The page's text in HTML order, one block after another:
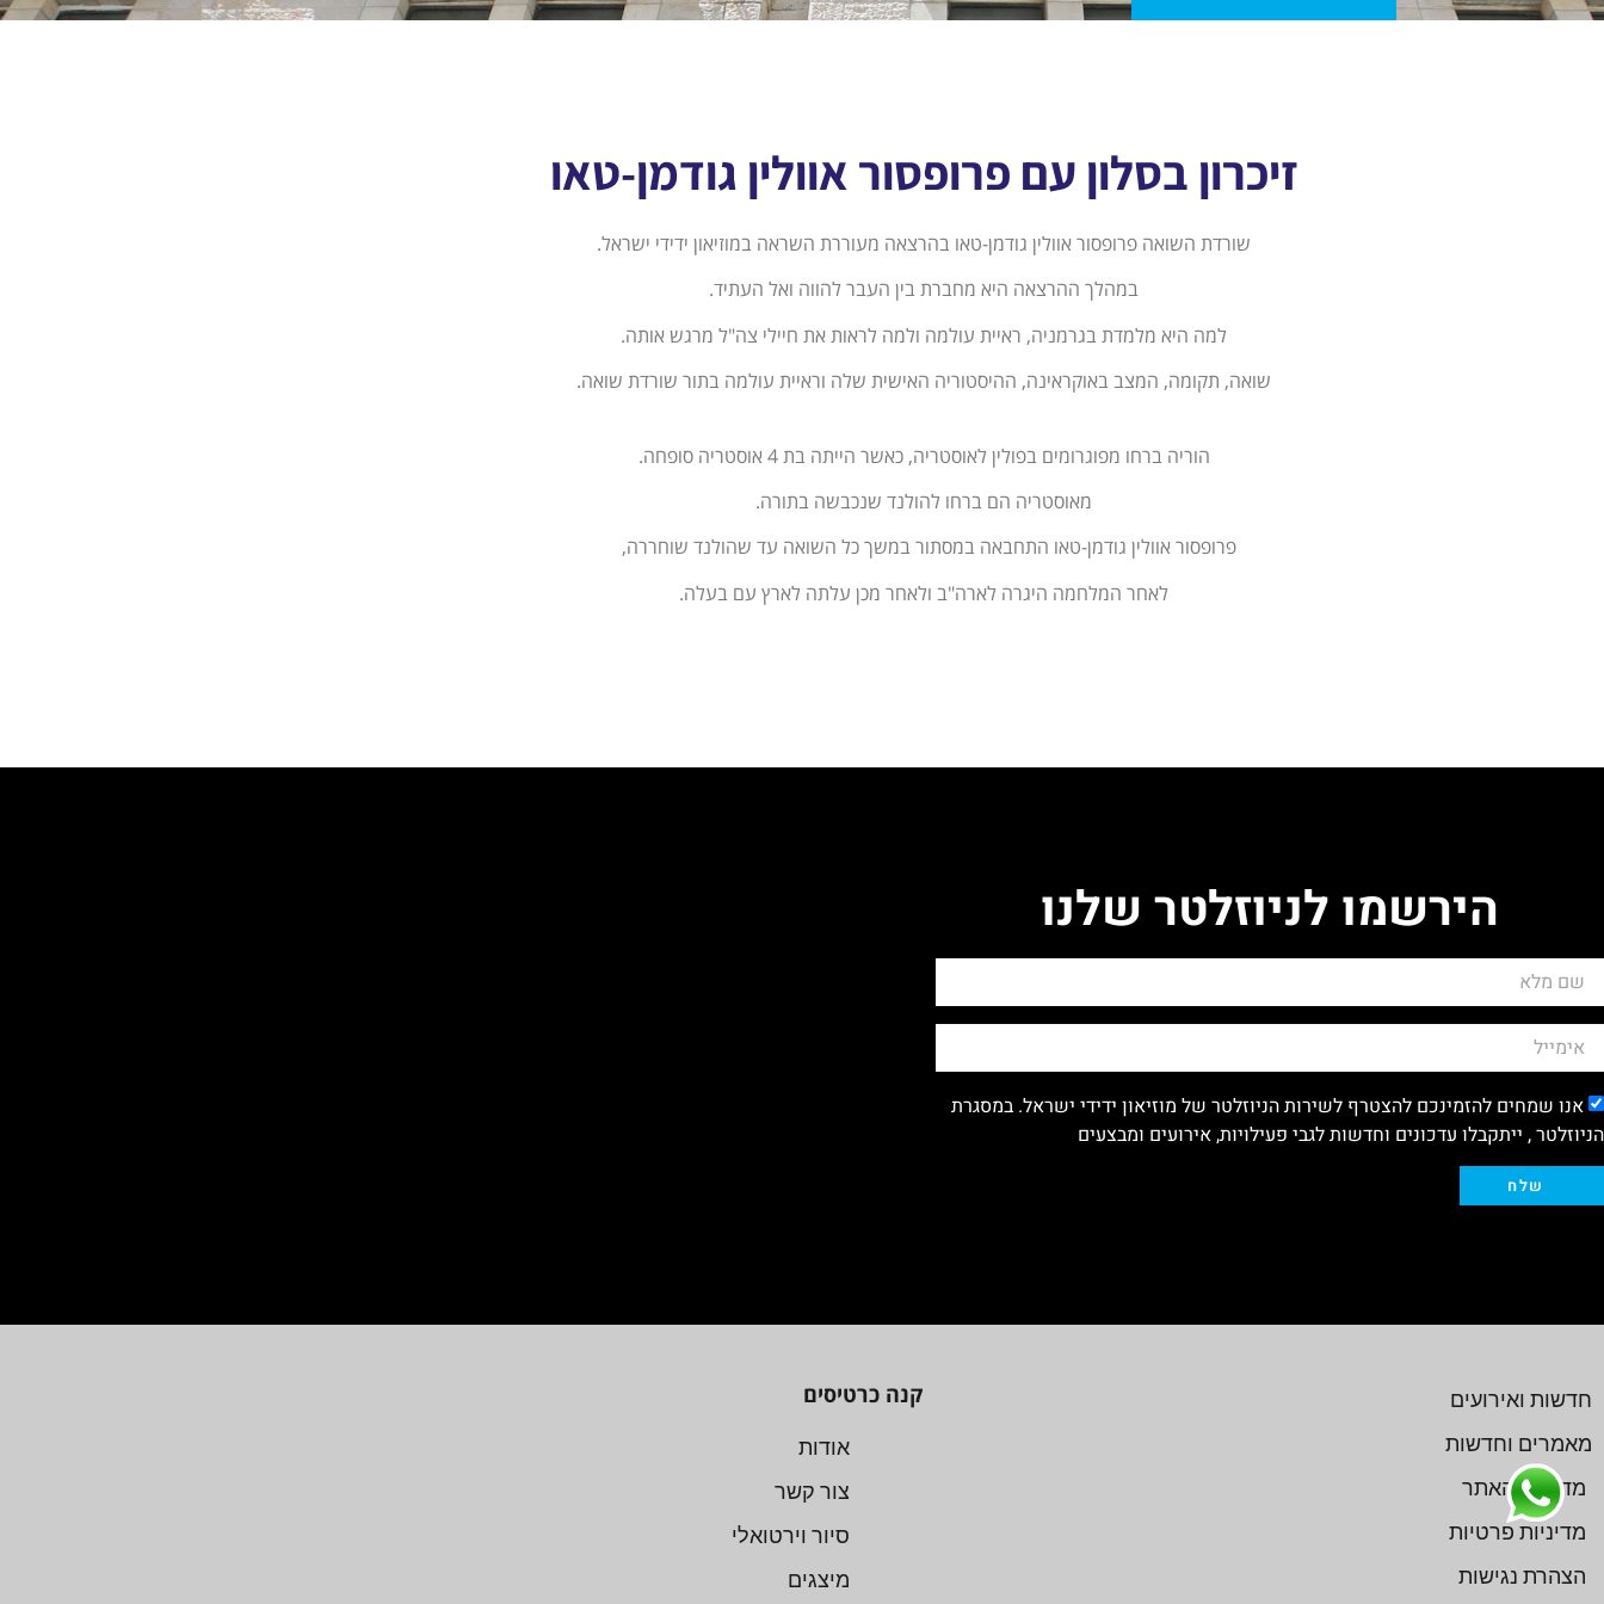
זיכרון בסלון עם פרופסור אוולין גודמן-טאו
שורדת השואה פרופסור אוולין גודמן-טאו בהרצאה מעוררת השראה במוזיאון ידידי ישראל.
במהלך ההרצאה היא מחברת בין העבר להווה ואל העתיד.
למה היא מלמדת בגרמניה, ראיית עולמה ולמה לראות את חיילי צה"ל מרגש אותה.
שואה, תקומה, המצב באוקראינה, ההיסטוריה האישית שלה וראיית עולמה בתור שורדת שואה.
הוריה ברחו מפוגרומים בפולין לאוסטריה, כאשר הייתה בת 4 אוסטריה סופחה.
מאוסטריה הם ברחו להולנד שנכבשה בתורה.
פרופסור אוולין גודמן-טאו התחבאה במסתור במשך כל השואה עד שהולנד שוחררה,
לאחר המלחמה היגרה לארה"ב ולאחר מכן עלתה לארץ עם בעלה.
הירשמו לניוזלטר שלנו
אנו שמחים להזמינכם להצטרף לשירות הניוזלטר של מוזיאון ידידי ישראל. במסגרת
הניוזלטר , ייתקבלו עדכונים וחדשות לגבי פעילויות, אירועים ומבצעים
שלח
חדשות ואירועים
מאמרים וחדשות
מדיניות האתר
מדיניות פרטיות
הצהרת נגישות
קנה כרטיסים
אודות
צור קשר
סיור וירטואלי
מיצגים